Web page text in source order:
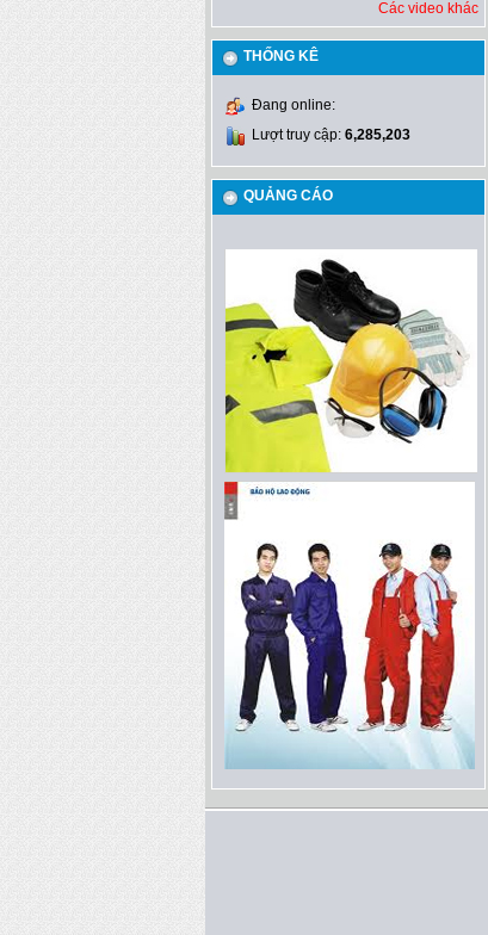
Các video khác
THỐNG KÊ
Đang online:
Lượt truy cập: 6,285,203
QUẢNG CÁO